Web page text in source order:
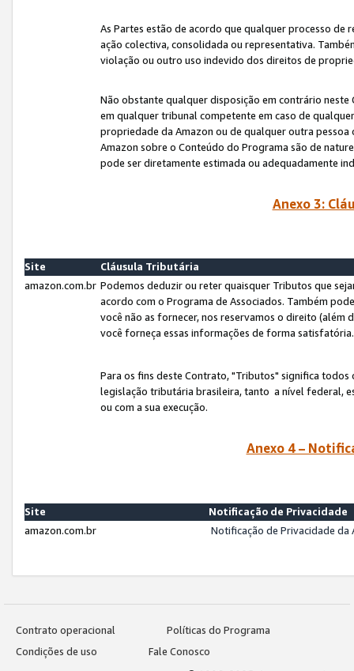
As Partes estão de acordo que qualquer processo
ação colectiva, consolidada ou representativa.
violação ou outro uso indevido dos direitos de
Não obstante qualquer disposição em contrário
em qualquer tribunal competente em caso de
propriedade da Amazon ou de qualquer outra
Amazon sobre o Conteúdo do Programa são de
pode ser diretamente estimada ou adequadamente
Anexo 3:
Site
Cláusula Tributária
amazon.com.br Podemos deduzir ou reter quaisquer Tributos que
acordo com o Programa de Associados. Também
você não as fornecer, nos reservamos o direito (além
você forneça essas informações de forma
Para os fins deste Contrato, "Tributos" significa
legislação tributária brasileira, tanto a nível federal,
ou com a sua execução.
Anexo 4 –
Site
Notificação de Privacidade
amazon.com.br
Notificação de Privacidade
Contrato operacional
Políticas do Programa
Condições de uso
Fale Conosco